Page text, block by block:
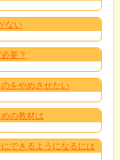
ない
要？
をやめさせたい
の教材は
できるようになるには